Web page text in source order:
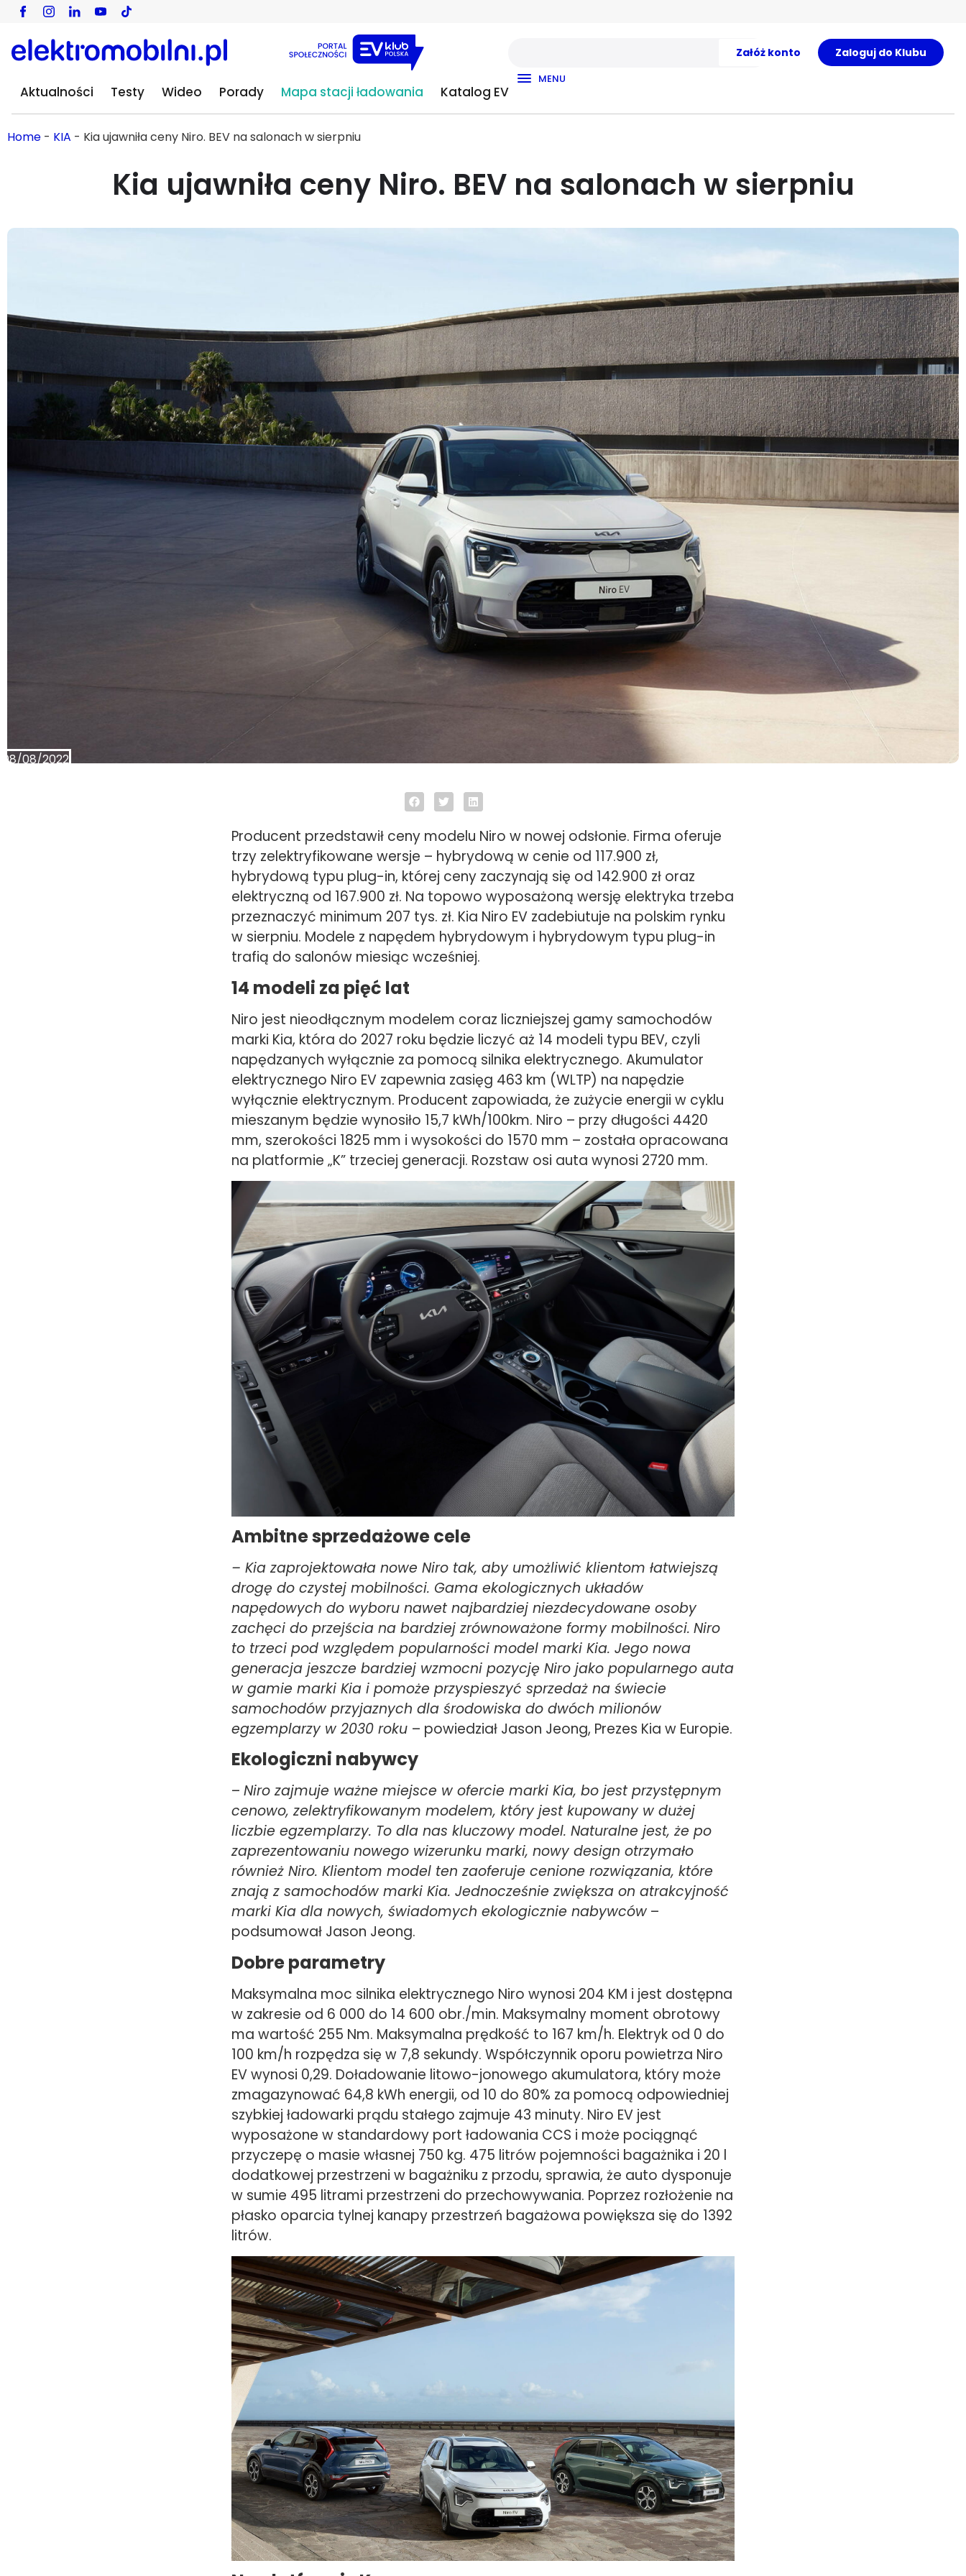
Załóż konto Zaloguj do Klubu
Aktualności Testy Wideo Porady Mapa stacji ładowania Katalog EV
MENU
Home - KIA - Kia ujawniła ceny Niro. BEV na salonach w sierpniu
Kia ujawniła ceny Niro. BEV na salonach w sierpniu
08/08/2022
Producent przedstawił ceny modelu Niro w nowej odsłonie. Firma oferuje
trzy zelektryfikowane wersje – hybrydową w cenie od 117.900 zł,
hybrydową typu plug-in, której ceny zaczynają się od 142.900 zł oraz
elektryczną od 167.900 zł. Na topowo wyposażoną wersję elektryka trzeba
przeznaczyć minimum 207 tys. zł. Kia Niro EV zadebiutuje na polskim rynku
w sierpniu. Modele z napędem hybrydowym i hybrydowym typu plug-in
trafią do salonów miesiąc wcześniej.
14 modeli za pięć lat
Niro jest nieodłącznym modelem coraz liczniejszej gamy samochodów
marki Kia, która do 2027 roku będzie liczyć aż 14 modeli typu BEV, czyli
napędzanych wyłącznie za pomocą silnika elektrycznego. Akumulator
elektrycznego Niro EV zapewnia zasięg 463 km (WLTP) na napędzie
wyłącznie elektrycznym. Producent zapowiada, że zużycie energii w cyklu
mieszanym będzie wynosiło 15,7 kWh/100km. Niro – przy długości 4420
mm, szerokości 1825 mm i wysokości do 1570 mm – została opracowana
na platformie „K” trzeciej generacji. Rozstaw osi auta wynosi 2720 mm.
Ambitne sprzedażowe cele
– Kia zaprojektowała nowe Niro tak, aby umożliwić klientom łatwiejszą
drogę do czystej mobilności. Gama ekologicznych układów
napędowych do wyboru nawet najbardziej niezdecydowane osoby
zachęci do przejścia na bardziej zrównoważone formy mobilności. Niro
to trzeci pod względem popularności model marki Kia. Jego nowa
generacja jeszcze bardziej wzmocni pozycję Niro jako popularnego auta
w gamie marki Kia i pomoże przyspieszyć sprzedaż na świecie
samochodów przyjaznych dla środowiska do dwóch milionów
egzemplarzy w 2030 roku – powiedział Jason Jeong, Prezes Kia w Europie.
Ekologiczni nabywcy
– Niro zajmuje ważne miejsce w ofercie marki Kia, bo jest przystępnym
cenowo, zelektryfikowanym modelem, który jest kupowany w dużej
liczbie egzemplarzy. To dla nas kluczowy model. Naturalne jest, że po
zaprezentowaniu nowego wizerunku marki, nowy design otrzymało
również Niro. Klientom model ten zaoferuje cenione rozwiązania, które
znają z samochodów marki Kia. Jednocześnie zwiększa on atrakcyjność
marki Kia dla nowych, świadomych ekologicznie nabywców –
podsumował Jason Jeong.
Dobre parametry
Maksymalna moc silnika elektrycznego Niro wynosi 204 KM i jest dostępna
w zakresie od 6 000 do 14 600 obr./min. Maksymalny moment obrotowy
ma wartość 255 Nm. Maksymalna prędkość to 167 km/h. Elektryk od 0 do
100 km/h rozpędza się w 7,8 sekundy. Współczynnik oporu powietrza Niro
EV wynosi 0,29. Doładowanie litowo-jonowego akumulatora, który może
zmagazynować 64,8 kWh energii, od 10 do 80% za pomocą odpowiedniej
szybkiej ładowarki prądu stałego zajmuje 43 minuty. Niro EV jest
wyposażone w standardowy port ładowania CCS i może pociągnąć
przyczepę o masie własnej 750 kg. 475 litrów pojemności bagażnika i 20 l
dodatkowej przestrzeni w bagażniku z przodu, sprawia, że auto dysponuje
w sumie 495 litrami przestrzeni do przechowywania. Poprzez rozłożenie na
płasko oparcia tylnej kanapy przestrzeń bagażowa powiększa się do 1392
litrów.